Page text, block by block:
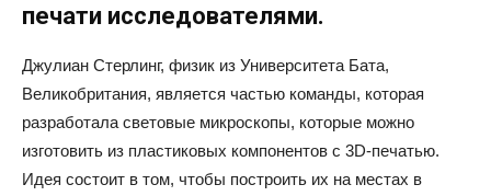
печати исследователями.
Джулиан Стерлинг, физик из Университета Бата,
Великобритания, является частью команды, которая
разработала световые микроскопы, которые можно
изготовить из пластиковых компонентов с 3D-печатью.
Идея состоит в том, чтобы построить их на местах в